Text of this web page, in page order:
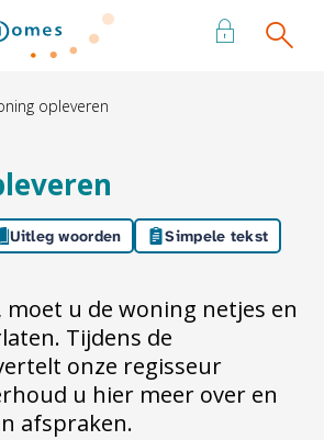
de homepage
opleveren
Uitleg woorden Simpele tekst
u de woning netjes en
Tijdens de
onze regisseur
u hier meer over en
afspraken.